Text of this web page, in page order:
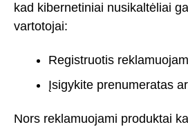
kad kibernetiniai nusikaltėliai
vartotojai:
Registruotis
Įsigykite prenumeratas
Nors reklamuojami produktai